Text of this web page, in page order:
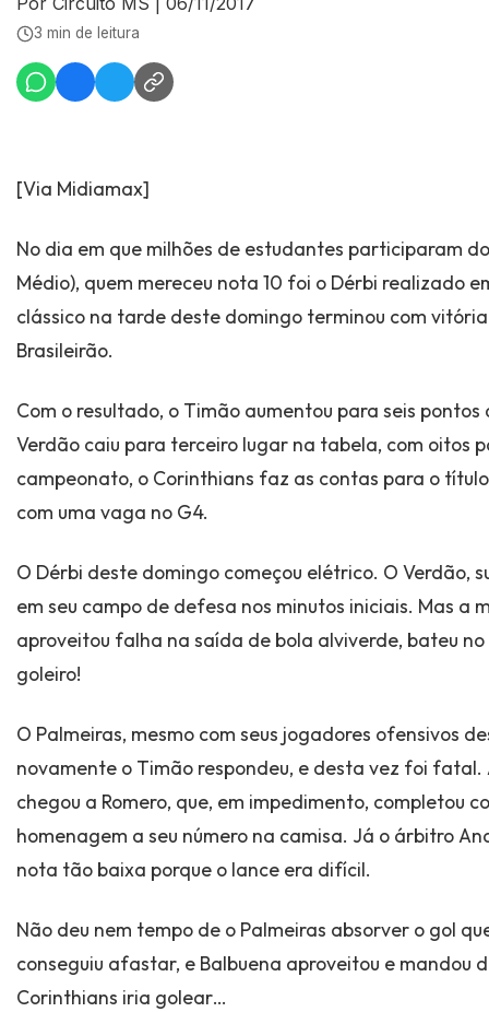
3 min de leitura
[Via Midiamax]
No dia em que milhões de estudantes participaram
Médio), quem mereceu nota 10 foi o Dérbi realizado
clássico na tarde deste domingo terminou com
Brasileirão.
Com o resultado, o Timão aumentou para seis
Verdão caiu para terceiro lugar na tabela, com oitos
campeonato, o Corinthians faz as contas para o
com uma vaga no G4.
O Dérbi deste domingo começou elétrico. O Verdão,
em seu campo de defesa nos minutos iniciais. Mas a
aproveitou falha na saída de bola alviverde, bateu
goleiro!
O Palmeiras, mesmo com seus jogadores ofensivos
novamente o Timão respondeu, e desta vez foi
chegou a Romero, que, em impedimento, completou
homenagem a seu número na camisa. Já o árbitro
nota tão baixa porque o lance era difícil.
Não deu nem tempo de o Palmeiras absorver o gol
conseguiu afastar, e Balbuena aproveitou e mandou
Corinthians iria golear…